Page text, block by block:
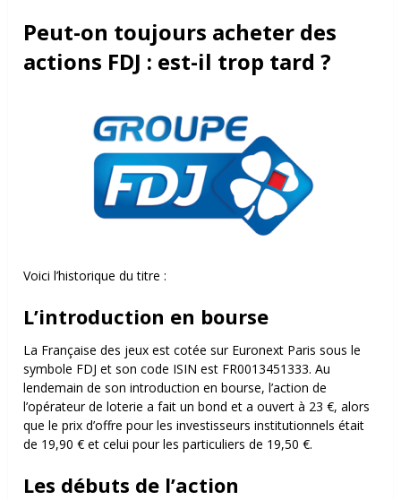
Peut-on toujours acheter des
actions FDJ : est-il trop tard ?
Voici l’historique du titre :
L’introduction en bourse
La Française des jeux est cotée sur Euronext Paris sous le
symbole FDJ et son code ISIN est FR0013451333. Au
lendemain de son introduction en bourse, l’action de
l’opérateur de loterie a fait un bond et a ouvert à 23 €, alors
que le prix d’offre pour les investisseurs institutionnels était
de 19,90 € et celui pour les particuliers de 19,50 €.
Les débuts de l’action